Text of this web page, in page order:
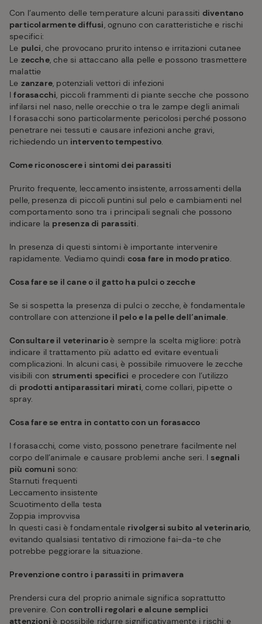
Con l’aumento delle temperature alcuni parassiti diventano
particolarmente diffusi, ognuno con caratteristiche e rischi
specifici:
Le pulci, che provocano prurito intenso e irritazioni cutanee
Le zecche, che si attaccano alla pelle e possono trasmettere
malattie
Le zanzare, potenziali vettori di infezioni
Iforasacchi, piccoli frammenti di piante secche che possono
infilarsi nel naso, nelle orecchie o tra le zampe degli animali
I forasacchi sono particolarmente pericolosi perché possono
penetrare nei tessuti e causare infezioni anche gravi,
richiedendo un intervento tempestivo.
Come riconoscere i sintomi dei parassiti
Prurito frequente, leccamento insistente, arrossamenti della
pelle, presenza di piccoli puntini sul pelo e cambiamenti nel
comportamento sono tra i principali segnali che possono
indicare la presenza di parassiti.
In presenza di questi sintomi è importante intervenire
rapidamente. Vediamo quindi cosa fare in modo pratico.
Cosa fare se il cane o il gatto ha pulci o zecche
Se si sospetta la presenza di pulci o zecche, è fondamentale
controllare con attenzione il pelo e la pelle dell’animale.
Consultare il veterinarioè sempre la scelta migliore: potrà
indicare il trattamento più adatto ed evitare eventuali
complicazioni. In alcuni casi, è possibile rimuovere le zecche
visibili con strumenti specifici e procedere con l’utilizzo
di prodotti antiparassitari mirati, come collari, pipette o
spray.
Cosa fare se entra in contatto con un forasacco
I forasacchi, come visto, possono penetrare facilmente nel
corpo dell’animale e causare problemi anche seri. I segnali
più comuni sono:
Starnuti frequenti
Leccamento insistente
Scuotimento della testa
Zoppia improvvisa
In questi casi è fondamentale rivolgersi subito al veterinario,
evitando qualsiasi tentativo di rimozione fai-da-te che
potrebbe peggiorare la situazione.
Prevenzione contro i parassiti in primavera
Prendersi cura del proprio animale significa soprattutto
prevenire. Con controlli regolari e alcune semplici
attenzioniè possibile ridurre significativamente i rischi e